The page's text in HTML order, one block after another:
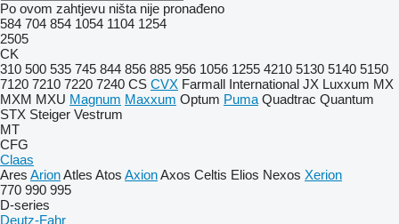
Po ovom zahtjevu ništa nije pronađeno
584 704 854 1054 1104 1254
2505
CK
310 500 535 745 844 856 885 956 1056 1255 4210 5130 5140 5150
7120 7210 7220 7240 CS CVX Farmall International JX Luxxum MX
MXM MXU Magnum Maxxum Optum Puma Quadtrac Quantum
STX Steiger Vestrum
MT
CFG
Claas
Ares ArionAtles Atos AxionAxos Celtis Elios Nexos Xerion
770 990 995
D-series
Deutz-Fahr